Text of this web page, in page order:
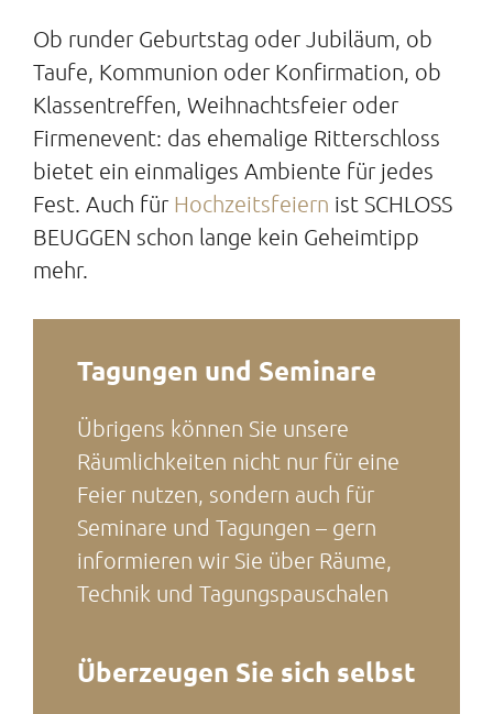
Ob runder Geburtstag oder Jubiläum, ob
Taufe, Kommunion oder Konfirmation, ob
Klassentreffen, Weihnachtsfeier oder
Firmenevent: das ehemalige Ritterschloss
bietet ein einmaliges Ambiente für jedes
Fest. Auch für Hochzeitsfeiern ist SCHLOSS
BEUGGEN schon lange kein Geheimtipp
mehr.
Tagungen und Seminare
Übrigens können Sie unsere
Räumlichkeiten nicht nur für eine
Feier nutzen, sondern auch für
Seminare und Tagungen – gern
informieren wir Sie über Räume,
Technik und Tagungspauschalen
Überzeugen Sie sich selbst